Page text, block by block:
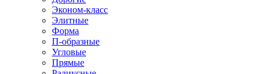
Эконом-класс
Элитные
Форма
П-образные
Угловые
Прямые